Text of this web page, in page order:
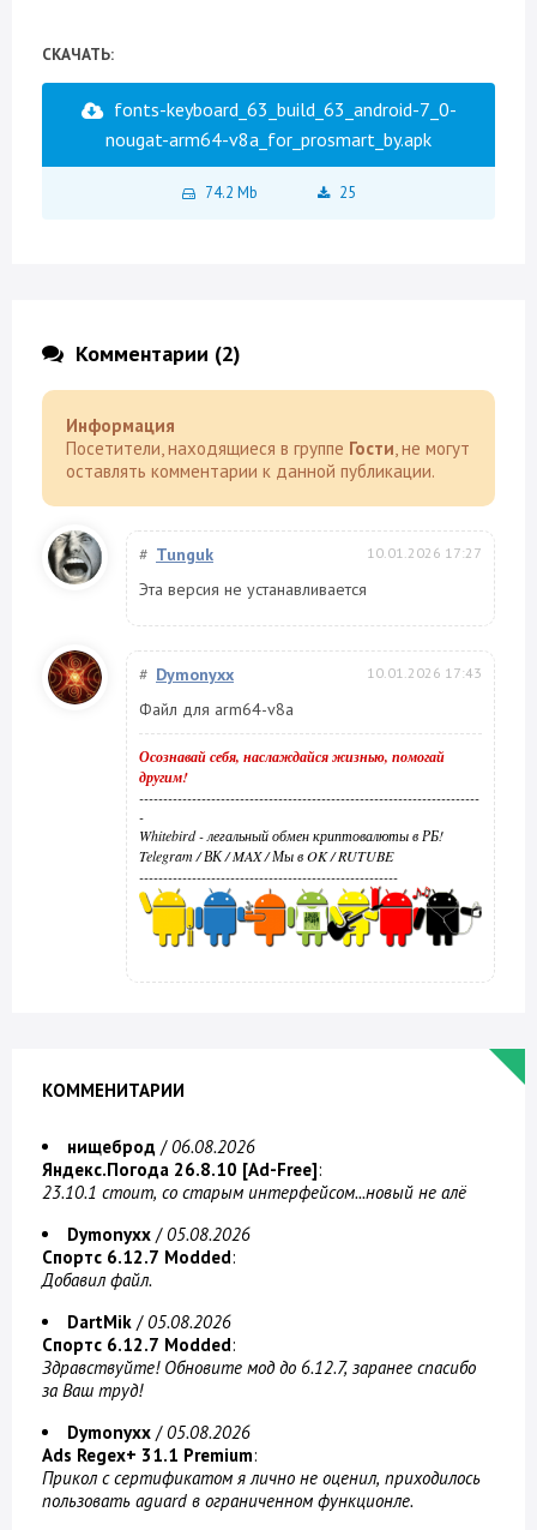
СКАЧАТЬ:
fonts-keyboard_63_build_63_android-7_0-
nougat-arm64-v8a_for_prosmart_by.apk
74.2 Mb 25
Комментарии (2)
Информация
Посетители, находящиеся в группе Гости, не могут
оставлять комментарии к данной публикации.
# Tunguk 10.01.2026 17:27
Эта версия не устанавливается
# Dymonyxx 10.01.2026 17:43
Файл для arm64-v8a
Осознавай себя, наслаждайся жизнью, помогай
другим!
-----------------------------------------------------------------------
-
Whitebird - легальный обмен криптовалюты в РБ!
Telegram/ВК/MAX/Мы в OK/RUTUBE
------------------------------------------------------
КОММЕНИТАРИИ
нищеброд /06.08.2026
Яндекс.Погода 26.8.10 [Ad-Free]:
23.10.1 стоит, со старым интерфейсом...новый не алё
Dymonyxx /05.08.2026
Спортс 6.12.7 Modded:
Добавил файл.
DartMik /05.08.2026
Спортс 6.12.7 Modded:
Здравствуйте! Обновите мод до 6.12.7, заранее спасибо
за Ваш труд!
Dymonyxx /05.08.2026
Ads Regex+ 31.1 Premium:
Прикол с сертификатом я лично не оценил, приходилось
пользовать aguard в ограниченном функционле.